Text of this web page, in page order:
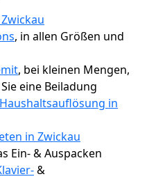
, in allen Größen und
, bei kleinen Mengen,
eine Beiladung
Haushaltsauflösung in
in Zwickau
Ein- & Auspacken
&